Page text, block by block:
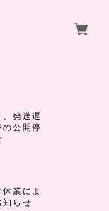
発送遅
の公開停
業によ
知らせ